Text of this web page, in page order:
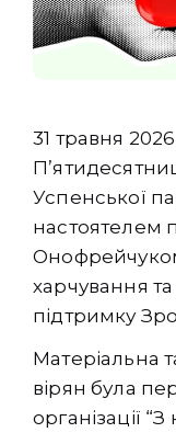
31 травня
Успенської
настоятелем
харчування
підтримку
Матеріальна
вірян була
організації